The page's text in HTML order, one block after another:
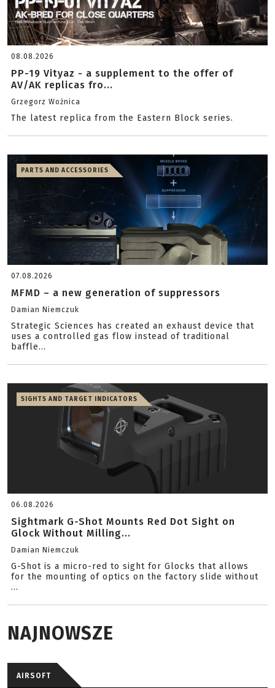
08.08.2026
PP-19 Vityaz - a supplement to the offer of
AV/AK replicas fro...
Grzegorz Woźnica
The latest replica from the Eastern Block series.
PARTS AND ACCESSORIES
07.08.2026
MFMD – a new generation of suppressors
Damian Niemczuk
Strategic Sciences has created an exhaust device that
uses a controlled gas flow instead of traditional
baffle...
SIGHTS AND TARGET INDICATORS
06.08.2026
Sightmark G-Shot Mounts Red Dot Sight on
Glock Without Milling...
Damian Niemczuk
G-Shot is a micro-red to sight for Glocks that allows
for the mounting of optics on the factory slide without
...
NAJNOWSZE
AIRSOFT